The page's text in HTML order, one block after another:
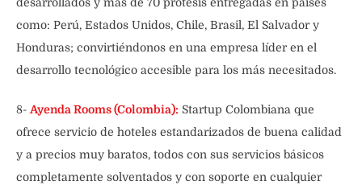
desarrollados y más de 70 prótesis entregadas en países
como: Perú, Estados Unidos, Chile, Brasil, El Salvador y
Honduras; convirtiéndonos en una empresa líder en el
desarrollo tecnológico accesible para los más necesitados.
8-Ayenda Rooms (Colombia): Startup Colombiana que
ofrece servicio de hoteles estandarizados de buena calidad
y a precios muy baratos, todos con sus servicios básicos
completamente solventados y con soporte en cualquier